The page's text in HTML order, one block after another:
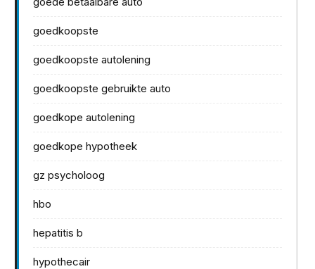
goedkoopste
goedkoopste autolening
goedkoopste gebruikte auto
goedkope autolening
goedkope hypotheek
gz psycholoog
hbo
hepatitis b
hypothecair